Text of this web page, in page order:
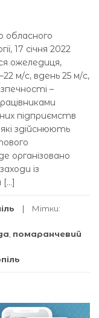
обласного
17 січня 2022
ожеледиця,
м/с, вдень 25 м/с,
–
підприємств
здійснюють
організовано
із
[…]
Мітки:
помаранчевий